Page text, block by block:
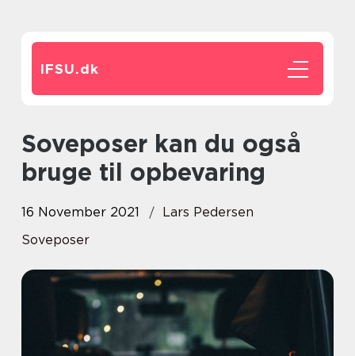
IFSU.dk
Soveposer kan du også
bruge til opbevaring
16 November 2021
Lars Pedersen
Soveposer